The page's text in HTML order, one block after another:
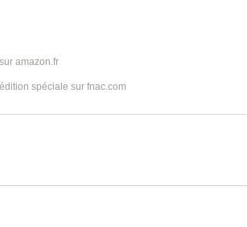
amazon.fr
spéciale sur fnac.com